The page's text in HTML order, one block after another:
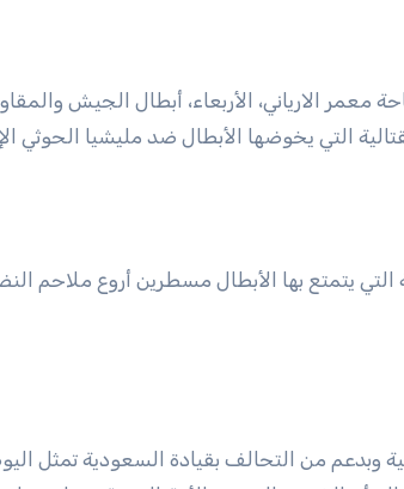
معمر الارياني، الأربعاء، أبطال الجيش
التي يخوضها الأبطال ضد مليشيا الحوثي
التي يتمتع بها الأبطال مسطرين أروع ملاحم
وبدعم من التحالف بقيادة السعودية تمثل